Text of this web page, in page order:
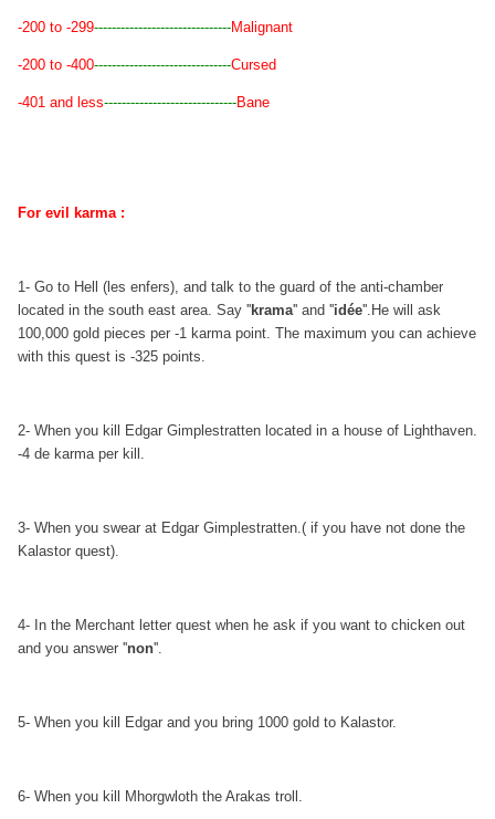
-200 to -299-------------------------------Malignant
-200 to -400-------------------------------Cursed
-401 and less------------------------------Bane
For evil karma :
1- Go to Hell (les enfers), and talk to the guard of the anti-chamber
located in the south east area. Say ''krama'' and ''idée''.He will ask
100,000 gold pieces per -1 karma point. The maximum you can achieve
with this quest is -325 points.
2- When you kill Edgar Gimplestratten located in a house of Lighthaven.
-4 de karma per kill.
3- When you swear at Edgar Gimplestratten.( if you have not done the
Kalastor quest).
4- In the Merchant letter quest when he ask if you want to chicken out
and you answer ''non''.
5- When you kill Edgar and you bring 1000 gold to Kalastor.
6- When you kill Mhorgwloth the Arakas troll.